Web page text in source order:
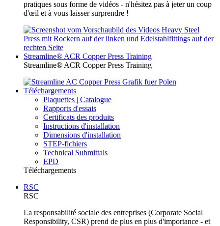
pratiques sous forme de vidéos - n'hésitez pas à jeter un coup
d'œil et à vous laisser surprendre !
Streamline® ACR Copper Press Training
Streamline® ACR Copper Press Training
Téléchargements
Plaquettes | Catalogue
Rapports d'essais
Certificats des produits
Instructions d'installation
Dimensions d'installation
STEP-fichiers
Technical Submittals
EPD
Téléchargements
RSC
RSC
La responsabilité sociale des entreprises (Corporate Social
Responsibility, CSR) prend de plus en plus d'importance - et